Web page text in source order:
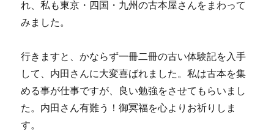
れ、私も東京・四国・九州の古本屋さんをまわって
みました。
行きますと、かならず一冊二冊の古い体験記を入手
して、内田さんに大変喜ばれました。私は古本を集
める事が仕事ですが、良い勉強をさせてもらいまし
た。内田さん有難う！御冥福を心よりお祈りしま
す。